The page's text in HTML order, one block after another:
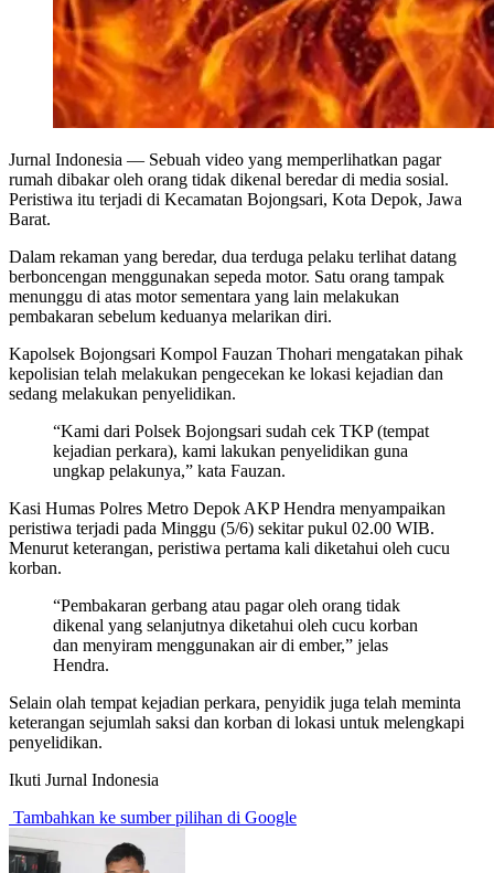
Jurnal Indonesia — Sebuah video yang memperlihatkan pagar
rumah dibakar oleh orang tidak dikenal beredar di media sosial.
Peristiwa itu terjadi di Kecamatan Bojongsari, Kota Depok, Jawa
Barat.
Dalam rekaman yang beredar, dua terduga pelaku terlihat datang
berboncengan menggunakan sepeda motor. Satu orang tampak
menunggu di atas motor sementara yang lain melakukan
pembakaran sebelum keduanya melarikan diri.
Kapolsek Bojongsari Kompol Fauzan Thohari mengatakan pihak
kepolisian telah melakukan pengecekan ke lokasi kejadian dan
sedang melakukan penyelidikan.
“Kami dari Polsek Bojongsari sudah cek TKP (tempat
kejadian perkara), kami lakukan penyelidikan guna
ungkap pelakunya,” kata Fauzan.
Kasi Humas Polres Metro Depok AKP Hendra menyampaikan
peristiwa terjadi pada Minggu (5/6) sekitar pukul 02.00 WIB.
Menurut keterangan, peristiwa pertama kali diketahui oleh cucu
korban.
“Pembakaran gerbang atau pagar oleh orang tidak
dikenal yang selanjutnya diketahui oleh cucu korban
dan menyiram menggunakan air di ember,” jelas
Hendra.
Selain olah tempat kejadian perkara, penyidik juga telah meminta
keterangan sejumlah saksi dan korban di lokasi untuk melengkapi
penyelidikan.
Ikuti Jurnal Indonesia
Tambahkan ke sumber pilihan di Google